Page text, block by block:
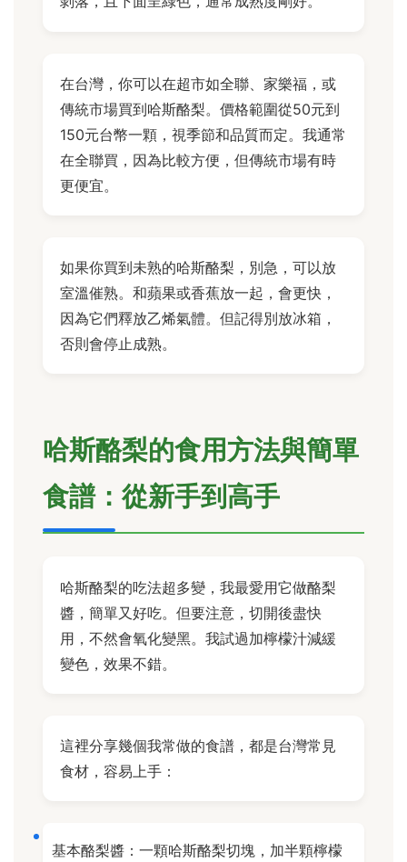
在台灣，你可以在超市如全聯、家樂福，或
傳統市場買到哈斯酪梨。價格範圍從50元到
150元台幣一顆，視季節和品質而定。我通常
在全聯買，因為比較方便，但傳統市場有時
更便宜。
如果你買到未熟的哈斯酪梨，別急，可以放
室溫催熟。和蘋果或香蕉放一起，會更快，
因為它們釋放乙烯氣體。但記得別放冰箱，
否則會停止成熟。
哈斯酪梨的食用方法與簡單
食譜：從新手到高手
哈斯酪梨的吃法超多變，我最愛用它做酪梨
醬，簡單又好吃。但要注意，切開後盡快
用，不然會氧化變黑。我試過加檸檬汁減緩
變色，效果不錯。
這裡分享幾個我常做的食譜，都是台灣常見
食材，容易上手：
基本酪梨醬：一顆哈斯酪梨切塊，加半顆檸檬